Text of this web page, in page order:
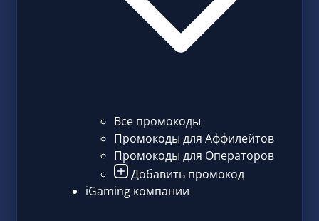
Все промокоды
Промокоды для Аффилейтов
Промокоды для Операторов
Добавить промокод
iGaming компании